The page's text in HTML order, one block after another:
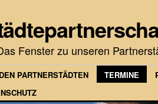
Fenster zu unseren
PARTNERSTÄDTEN TERMINE